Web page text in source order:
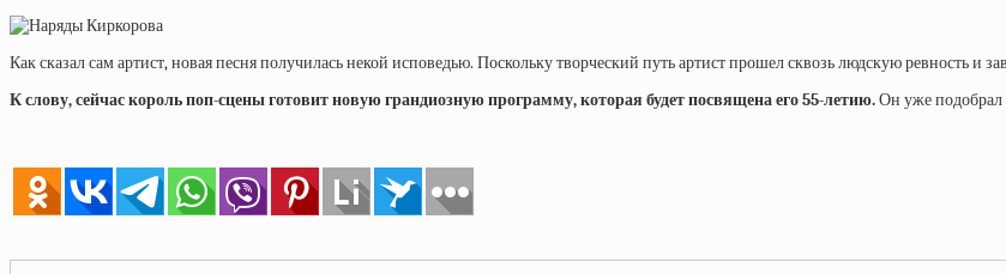
Как сказал сам артист, новая песня получилась некой исповедью. Поскольку творческий путь артист прошел сквозь людскую ревность и
К слову, сейчас король поп-сцены готовит новую грандиозную программу, которая будет посвящена его 55-летию.Он уже подобрал